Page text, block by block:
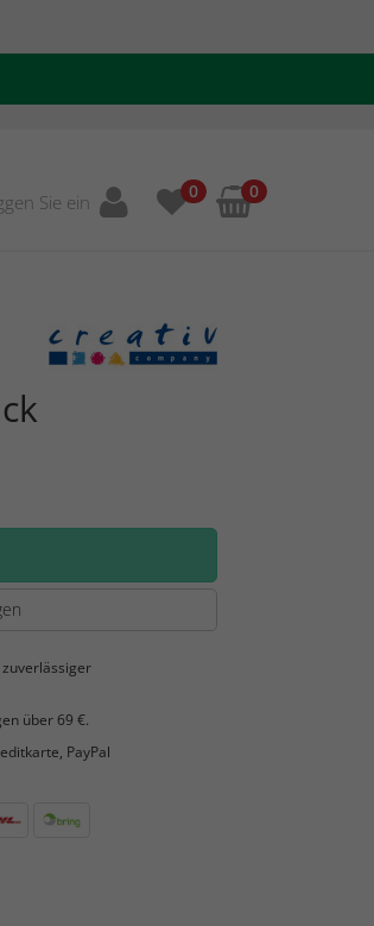
Sie ein 0 0
über 69 €.
PayPal